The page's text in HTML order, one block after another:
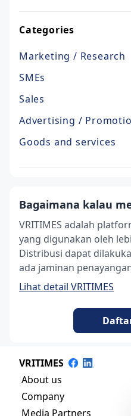
Categories
Marketing / Research
SMEs
Sales
Advertising /
Goods and services
Bagaimana kalau
VRITIMES adalah
yang digunakan oleh
Distribusi dapat
ada jaminan
Lihat detail VRITIMES
VRITIMES
About us
Company
Media Partners